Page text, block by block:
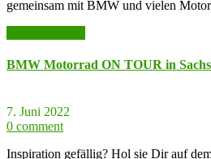
gemeinsam mit BMW und vielen
BMW Motorrad ON TOUR in
7. Juni 2022
0 comment
Inspiration gefällig? Hol sie Dir auf